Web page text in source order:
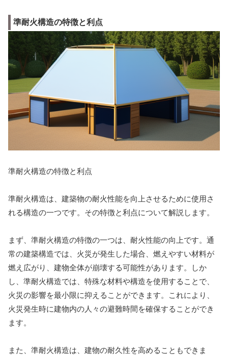
準耐火構造の特徴と利点
準耐火構造の特徴と利点
準耐火構造は、建築物の耐火性能を向上させるために使用さ
れる構造の一つです。その特徴と利点について解説します。
まず、準耐火構造の特徴の一つは、耐火性能の向上です。通
常の建築構造では、火災が発生した場合、燃えやすい材料が
燃え広がり、建物全体が崩壊する可能性があります。しか
し、準耐火構造では、特殊な材料や構造を使用することで、
火災の影響を最小限に抑えることができます。これにより、
火災発生時に建物内の人々の避難時間を確保することができ
ます。
また、準耐火構造は、建物の耐久性を高めることもできま